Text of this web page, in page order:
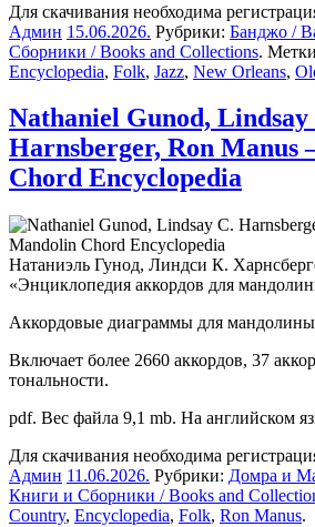
Для скачивания необходима
Админ 15.06.2026. Рубрики: Банджо /
Сборники / Books and Collections.
Encyclopedia, Folk, Jazz, New Orleans,
Nathaniel Gunod, Lindsay
Harnsberger, Ron
Chord Encyclopedia
Натаниэль Гунод, Линдси К.
«Энциклопедия аккордов для
Аккордовые диаграммы для
Включает более 2660 аккордов, 37
тональности.
pdf. Вес файла 9,1 mb. На английском
Для скачивания необходима
Админ 11.06.2026. Рубрики: Домра и
Книги и Сборники / Books and
Country, Encyclopedia, Folk, Ron Manus.